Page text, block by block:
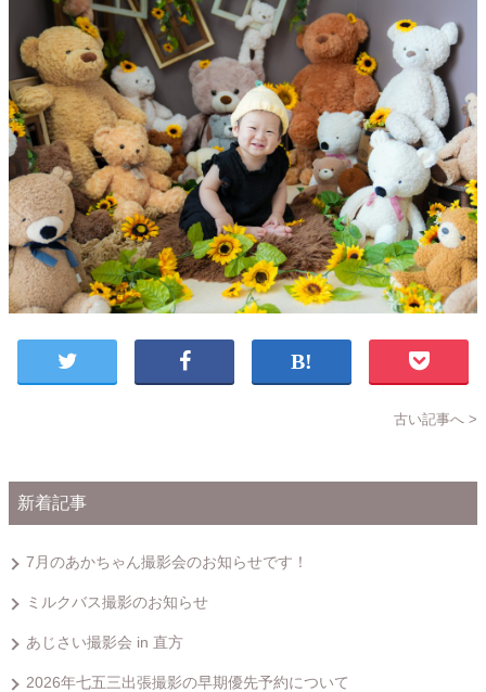
古い記事へ >
新着記事
7月のあかちゃん撮影会のお知らせです！
ミルクバス撮影のお知らせ
あじさい撮影会 in 直方
2026年七五三出張撮影の早期優先予約について